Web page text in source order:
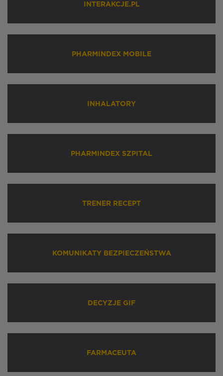
INTERAKCJE.PL
PHARMINDEX MOBILE
INHALATORY
PHARMINDEX SZPITAL
TRENER RECEPT
KOMUNIKATY BEZPIECZEŃSTWA
DECYZJE GIF
FARMACEUTA